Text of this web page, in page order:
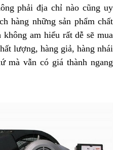
phải địa chỉ nào cũng uy
hàng những sản phẩm chất
am hiểu rất dễ sẽ mua
lượng, hàng giả, hàng nhái
mà vẫn có giá thành ngang